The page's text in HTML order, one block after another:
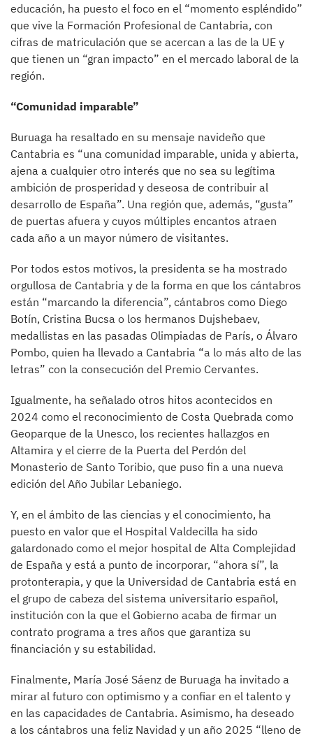
educación, ha puesto el foco en el “momento espléndido”
que vive la Formación Profesional de Cantabria, con
cifras de matriculación que se acercan a las de la UE y
que tienen un “gran impacto” en el mercado laboral de la
región.
“Comunidad imparable”
Buruaga ha resaltado en su mensaje navideño que
Cantabria es “una comunidad imparable, unida y abierta,
ajena a cualquier otro interés que no sea su legítima
ambición de prosperidad y deseosa de contribuir al
desarrollo de España”. Una región que, además, “gusta”
de puertas afuera y cuyos múltiples encantos atraen
cada año a un mayor número de visitantes.
Por todos estos motivos, la presidenta se ha mostrado
orgullosa de Cantabria y de la forma en que los cántabros
están “marcando la diferencia”, cántabros como Diego
Botín, Cristina Bucsa o los hermanos Dujshebaev,
medallistas en las pasadas Olimpiadas de París, o Álvaro
Pombo, quien ha llevado a Cantabria “a lo más alto de las
letras” con la consecución del Premio Cervantes.
Igualmente, ha señalado otros hitos acontecidos en
2024 como el reconocimiento de Costa Quebrada como
Geoparque de la Unesco, los recientes hallazgos en
Altamira y el cierre de la Puerta del Perdón del
Monasterio de Santo Toribio, que puso fin a una nueva
edición del Año Jubilar Lebaniego.
Y, en el ámbito de las ciencias y el conocimiento, ha
puesto en valor que el Hospital Valdecilla ha sido
galardonado como el mejor hospital de Alta Complejidad
de España y está a punto de incorporar, “ahora sí”, la
protonterapia, y que la Universidad de Cantabria está en
el grupo de cabeza del sistema universitario español,
institución con la que el Gobierno acaba de firmar un
contrato programa a tres años que garantiza su
financiación y su estabilidad.
Finalmente, María José Sáenz de Buruaga ha invitado a
mirar al futuro con optimismo y a confiar en el talento y
en las capacidades de Cantabria. Asimismo, ha deseado
a los cántabros una feliz Navidad y un año 2025 “lleno de